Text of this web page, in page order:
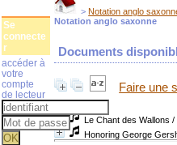
>Notation anglo
Notation anglo saxonne
Documents
Faire une
Le Chant des Wallons /
Honoring George
Se
connecte
r
accéder à
votre
compte
de lecteur